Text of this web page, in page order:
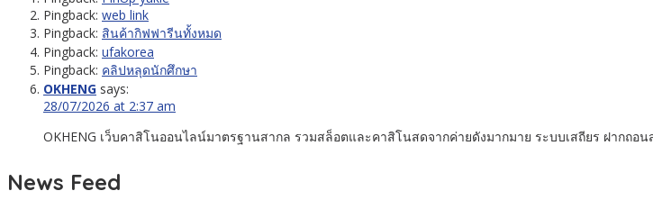
Pingback: web link
Pingback: สินค้ากิฟฟารีนทั้งหมด
Pingback: ufakorea
Pingback: คลิปหลุดนักศึกษา
OKHENG says:
28/07/2026 at 2:37 am
OKHENG เว็บคาสิโนออนไลน์มาตรฐานสากล รวมสล็อตและคาสิโนสดจากค่ายดังมากมาย ระบบเสถียร ฝากถอ
News Feed